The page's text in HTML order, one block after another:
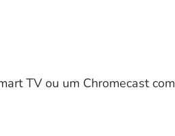
TV ou um Chromecast com